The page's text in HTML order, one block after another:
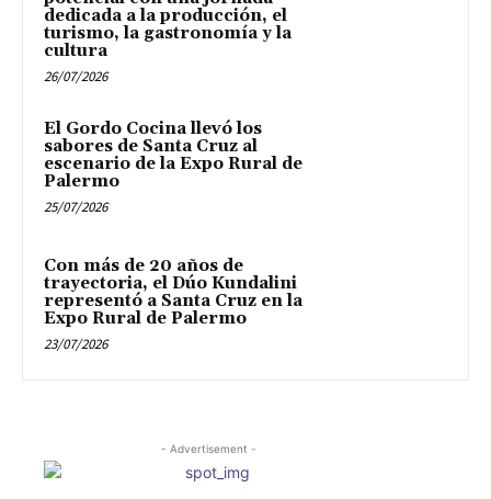
dedicada a la producción, el
turismo, la gastronomía y la
cultura
26/07/2026
El Gordo Cocina llevó los
sabores de Santa Cruz al
escenario de la Expo Rural de
Palermo
25/07/2026
Con más de 20 años de
trayectoria, el Dúo Kundalini
representó a Santa Cruz en la
Expo Rural de Palermo
23/07/2026
- Advertisement -